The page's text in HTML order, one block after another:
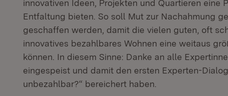
innovativen Ideen, Projekten und Quartieren eine
Entfaltung bieten. So soll Mut zur Nachahmung
geschaffen werden, damit die vielen guten, oft
innovatives bezahlbares Wohnen eine weitaus
können. In diesem Sinne: Danke an alle
eingespeist und damit den ersten Experten-
unbezahlbar?“ bereichert haben.